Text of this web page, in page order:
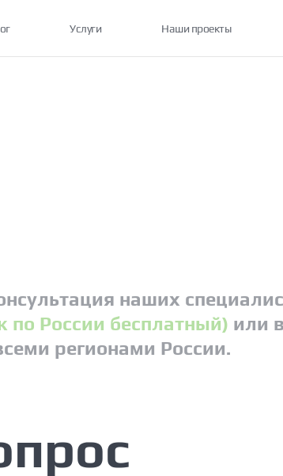
Услуги Наши проекты
наших
по России бесплатный) или
регионами России.